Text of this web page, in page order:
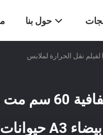
حول بنا
الصفيحة الساخنة